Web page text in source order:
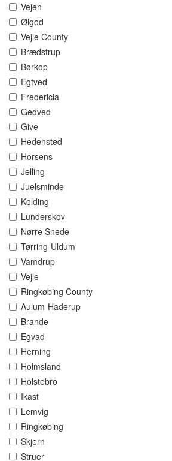
Vejen
Ølgod
Vejle County
Brædstrup
Børkop
Egtved
Fredericia
Gedved
Give
Hedensted
Horsens
Jelling
Juelsminde
Kolding
Lunderskov
Nørre Snede
Tørring-Uldum
Vamdrup
Vejle
Ringkøbing County
Aulum-Haderup
Brande
Egvad
Herning
Holmsland
Holstebro
Ikast
Lemvig
Ringkøbing
Skjern
Struer